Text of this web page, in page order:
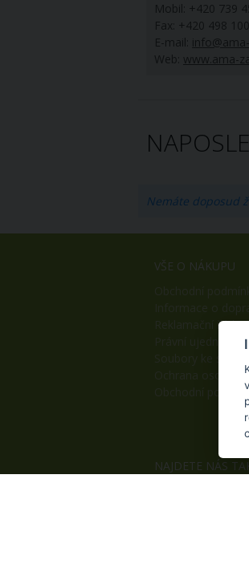
Mobil: +420 739
Fax: +420 498
E-mail:
Web:
www.ama-
Nemáte doposud
VŠE O NÁKUPU
Reklamační řád
Ochrana
Obchodní
NAJDETE NÁS